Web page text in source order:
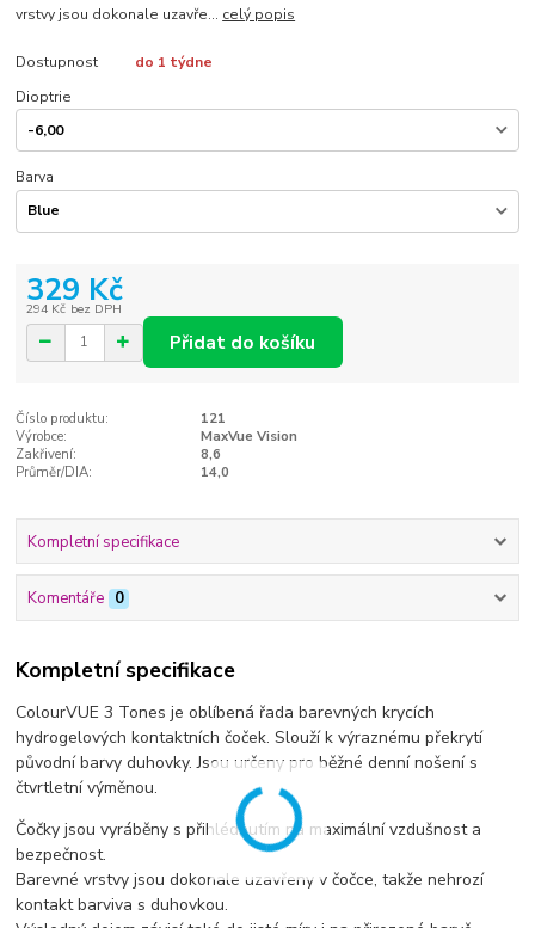
vrstvy jsou dokonale uzavře... celý popis
Dostupnost
do 1 týdne
Dioptrie
Barva
329 Kč
294 Kč bez DPH
Přidat do košíku
Číslo produktu:
121
Výrobce:
MaxVue Vision
Zakřivení:
8,6
Průměr/DIA:
14,0
Kompletní specifikace
Komentáře 0
Kompletní specifikace
ColourVUE 3 Tones je oblíbená řada barevných krycích
hydrogelových kontaktních čoček. Slouží k výraznému překrytí
původní barvy duhovky. Jsou určeny pro běžné denní nošení s
čtvrtletní výměnou.
Čočky jsou vyráběny s přihlédnutím na maximální vzdušnost a
bezpečnost.
Barevné vrstvy jsou dokonale uzavřeny v čočce, takže nehrozí
kontakt barviva s duhovkou.